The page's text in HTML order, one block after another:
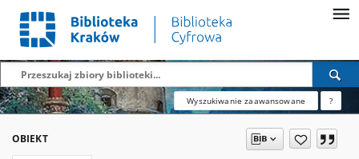
Wyszukiwanie zaawansowane ?
OBIEKT